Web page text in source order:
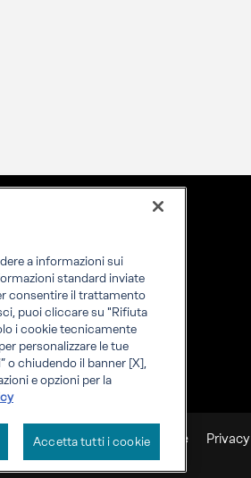
Cookie Privacy
a informazioni sui
standard inviate
consentire il trattamento
puoi cliccare su "Rifiuta
i cookie tecnicamente
personalizzare le tue
o chiudendo il banner [X],
e opzioni per la
Accetta tutti i cookie